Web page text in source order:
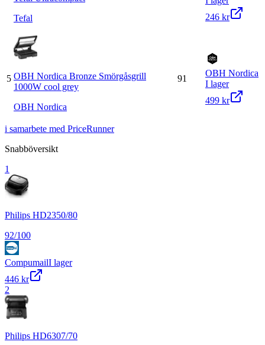
Tefal
246 kr
5 OBH Nordica Bronze Smörgåsgrill
1000W cool grey
OBH Nordica
91
OBH Nordica
I lager
499 kr
i samarbete med PriceRunner
Snabböversikt
1
Philips HD2350/80
92/100
CompumailI lager
446 kr
2
Philips HD6307/70